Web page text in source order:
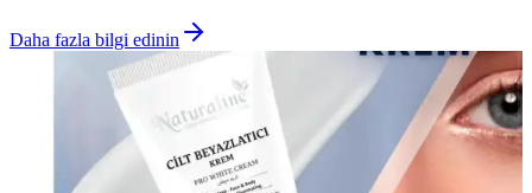
Daha fazla bilgi edinin